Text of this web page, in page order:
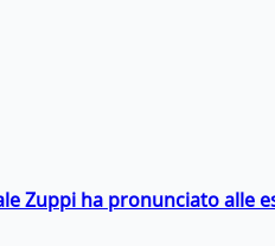
Zuppi ha pronunciato alle